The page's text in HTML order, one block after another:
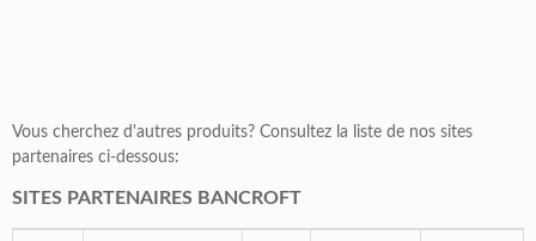
Vous cherchez d'autres produits? Consultez la liste de nos sites
partenaires ci-dessous:
SITES PARTENAIRES BANCROFT